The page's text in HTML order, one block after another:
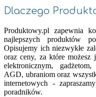
Dlaczego
Produktowy.pl zapewnia
najlepszych produktów
Opisujemy ich niezwykłe
oraz ceny, za które możesz
elektronicznym,
AGD, ubraniom oraz
internetowych -
poradników.